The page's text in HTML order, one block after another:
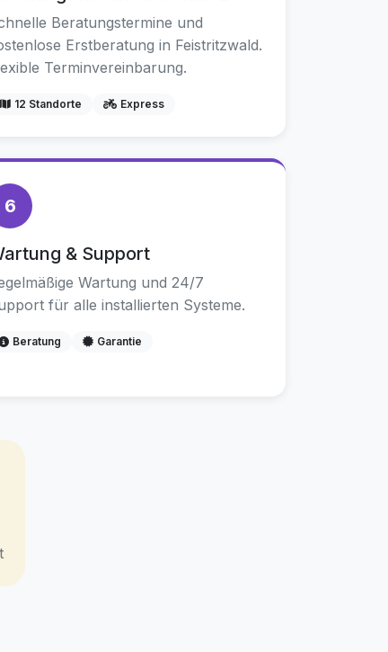
Beratungstermine und
Erstberatung in Feistritzwald.
Terminvereinbarung.
12 Standorte Express
6
& Support
Wartung und 24/7
für alle installierten Systeme.
Beratung Garantie